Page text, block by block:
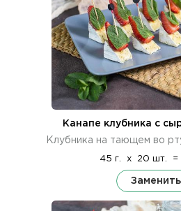
Канапе клубника с
Клубника на тающем во
45 г. x 20 шт. =
Заменить